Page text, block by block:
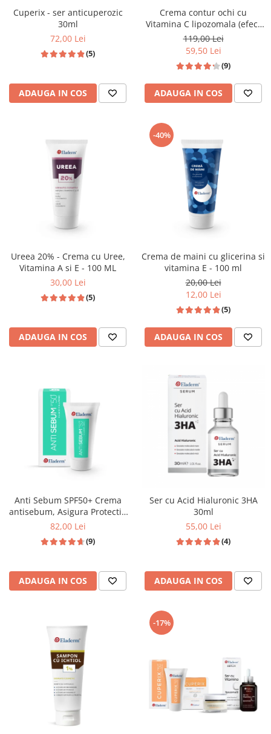
Cuperix - ser anticuperozic
30ml
72,00 Lei
(5)
ADAUGA IN COS
Crema contur ochi cu
Vitamina C lipozomala (efect
iluminator) 30 ML
119,00 Lei
59,50 Lei
(9)
ADAUGA IN COS
Ureea 20% - Crema cu Uree,
Vitamina A si E - 100 ML
30,00 Lei
(5)
ADAUGA IN COS
-40%
Crema de maini cu glicerina si
vitamina E - 100 ml
20,00 Lei
12,00 Lei
(5)
ADAUGA IN COS
Anti Sebum SPF50+ Crema
antisebum, Asigura Protectie
solara ridicata , 50 ML
82,00 Lei
(9)
ADAUGA IN COS
Ser cu Acid Hialuronic 3HA
30ml
55,00 Lei
(4)
ADAUGA IN COS
-17%